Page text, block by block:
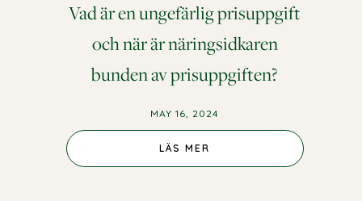
Vad är en ungefärlig prisuppgift
och när är näringsidkaren
bunden av prisuppgiften?
MAY 16, 2024
LÄS MER